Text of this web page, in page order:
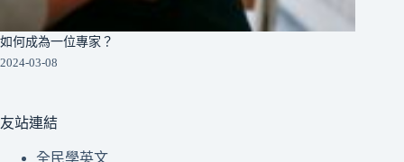
如何成為一位專家？
2024-03-08
友站連結
全民學英文